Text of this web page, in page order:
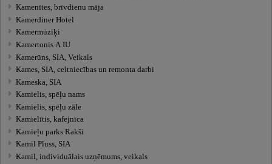
Kamenītes, brīvdienu māja
Kamerdiner Hotel
Kamermūziķi
Kamertonis A IU
Kamerūns, SIA, Veikals
Kames, SIA, celtniecības un remonta darbi
Kameska, SIA
Kamielis, spēļu nams
Kamielis, spēļu zāle
Kamielītis, kafejnīca
Kamieļu parks Rakši
Kamil Pluss, SIA
Kamil, individuālais uzņēmums, veikals